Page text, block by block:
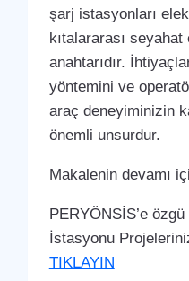
şarj istasyonları
kıtalararası
anahtarıdır.
yöntemini ve
araç deneyiminizin
önemli unsurdur.
Makalenin devamı
PERYÖNSİS’e
İstasyonu
TIKLAYIN